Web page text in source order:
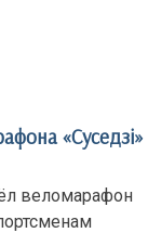
«Суседзi»
веломарафон